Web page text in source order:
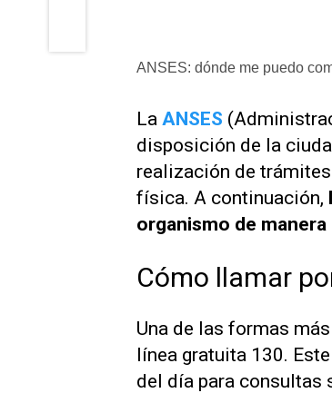
ANSES: dónde me puedo
La ANSES
disposición de la
realización de
física. A continuación,
organismo de
Cómo llamar
Una de las formas
línea gratuita 130.
del día para consultas